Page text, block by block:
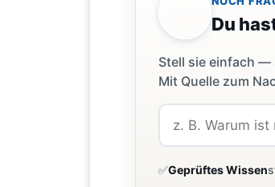
Du
Stell sie einfach —
Mit Quelle zum
✅Geprüftes Wissen